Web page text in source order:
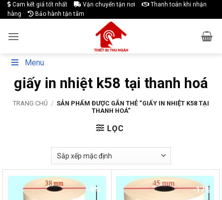
Skip
to
Cam kết giá tốt nhất Vận chuyển tận nơi
Thanh toán khi nhận
hàng
Bảo hành tận tâm
Menu
giấy in nhiệt k58 tại thanh hoá
TRANG CHỦ / SẢN PHẨM ĐƯỢC GẮN THẺ “GIẤY IN NHIỆT K58 TẠI
THANH HOÁ”
LỌC
-9% -17%